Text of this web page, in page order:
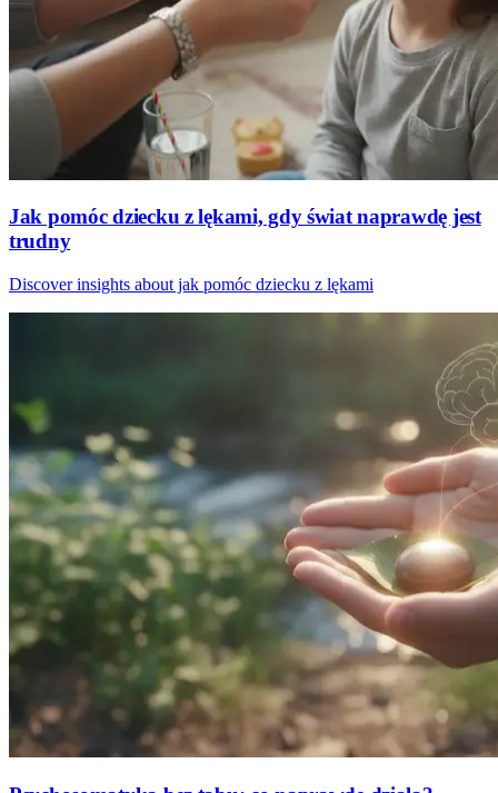
Jak pomóc dziecku z lękami, gdy świat naprawdę jest
trudny
Discover insights about jak pomóc dziecku z lękami